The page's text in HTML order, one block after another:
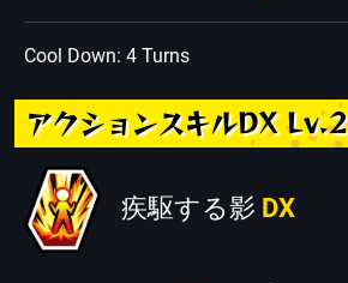
Cool Down: 4 Turns
アクションスキルDX Lv.2
疾駆する影 DX